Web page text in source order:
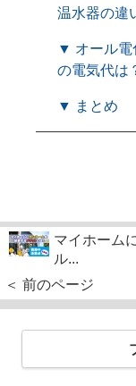
温水器の違
▼ オール電
の電気代は
▼ まとめ
マイホーム
ル...
＜ 前のページ